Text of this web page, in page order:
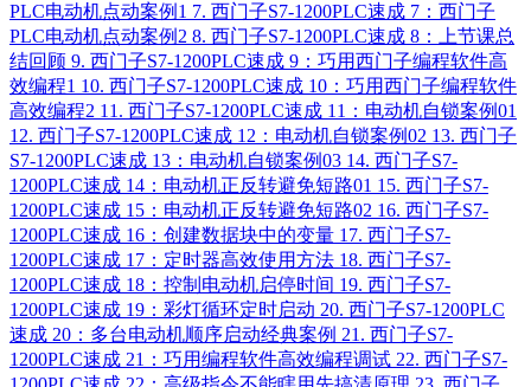
PLC电动机点动案例1 7. 西门子S7-1200PLC速成 7：西门子
PLC电动机点动案例2 8. 西门子S7-1200PLC速成 8：上节课总
结回顾 9. 西门子S7-1200PLC速成 9：巧用西门子编程软件高
效编程1 10. 西门子S7-1200PLC速成 10：巧用西门子编程软件
高效编程2 11. 西门子S7-1200PLC速成 11：电动机自锁案例01
12. 西门子S7-1200PLC速成 12：电动机自锁案例02 13. 西门子
S7-1200PLC速成 13：电动机自锁案例03 14. 西门子S7-
1200PLC速成 14：电动机正反转避免短路01 15. 西门子S7-
1200PLC速成 15：电动机正反转避免短路02 16. 西门子S7-
1200PLC速成 16：创建数据块中的变量 17. 西门子S7-
1200PLC速成 17：定时器高效使用方法 18. 西门子S7-
1200PLC速成 18：控制电动机启停时间 19. 西门子S7-
1200PLC速成 19：彩灯循环定时启动 20. 西门子S7-1200PLC
速成 20：多台电动机顺序启动经典案例 21. 西门子S7-
1200PLC速成 21：巧用编程软件高效编程调试 22. 西门子S7-